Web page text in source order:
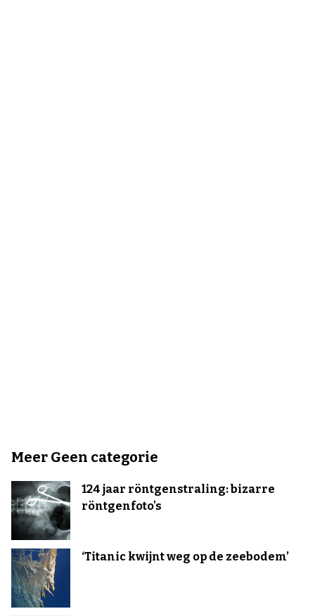
Meer Geen categorie
124 jaar röntgenstraling: bizarre
röntgenfoto's
‘Titanic kwijnt weg op de zeebodem’